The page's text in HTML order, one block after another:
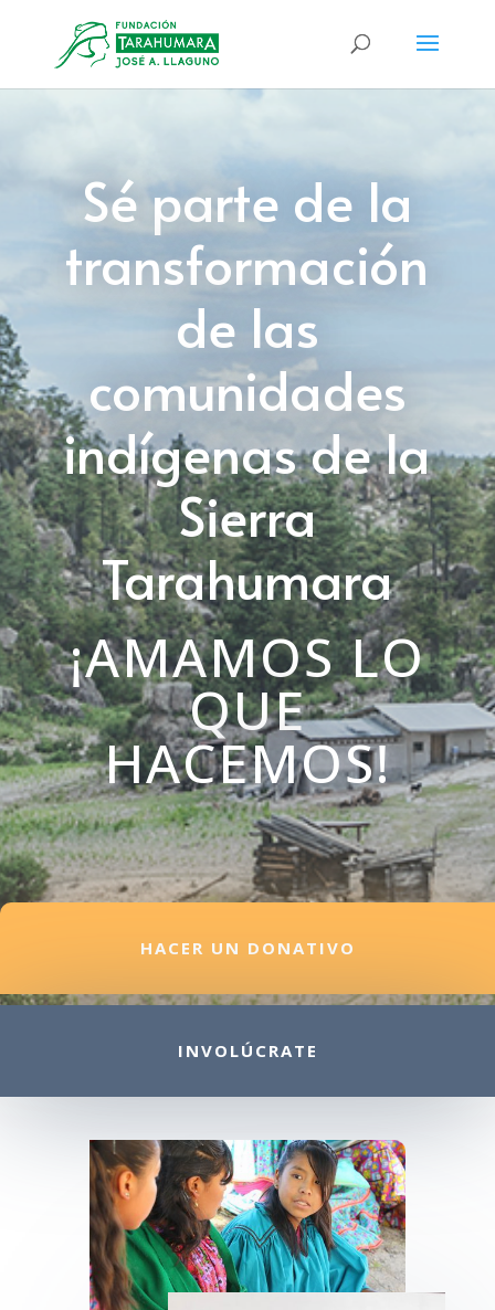
Sé parte de la
transformación
de las
comunidades
indígenas de la
Sierra
Tarahumara
¡AMAMOS LO
QUE
HACEMOS!
HACER UN DONATIVO
INVOLÚCRATE